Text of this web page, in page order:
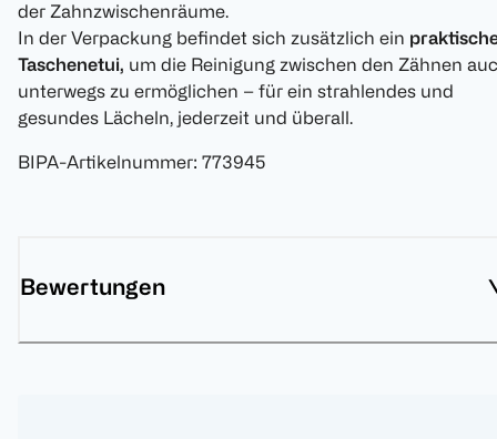
der Zahnzwischenräume.
In der Verpackung befindet sich zusätzlich ein
Taschenetui, um die Reinigung zwischen den Zähnen
unterwegs zu ermöglichen – für ein strahlendes und
gesundes Lächeln, jederzeit und überall.
BIPA-Artikelnummer: 773945
Bewertungen